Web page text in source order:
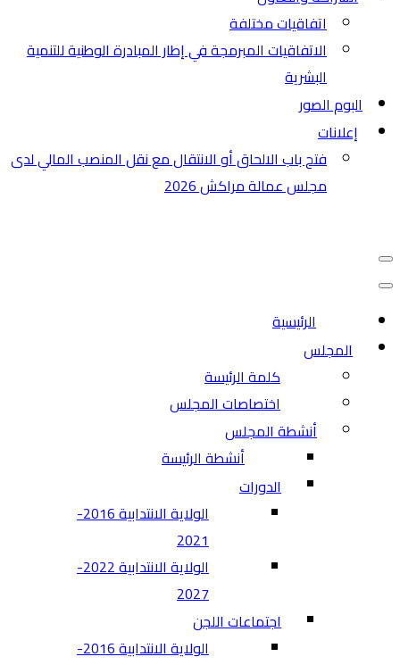
اتفاقيات مختلفة​
الاتفاقيات المبرمجة في إطار المبادرة الوطنية للتنمية
البشرية
البوم الصور
إعلانات
فتح باب الالحاق أو الانتقال مع نقل المنصب المالي لدى
مجلس عمالة مراكش 2026
قائمة
قائمة
الرئيسية
المجلس
كلمة الرئيسة
اختصاصات المجلس
أنشطة المجلس
أنشطة الرئيسة
الدورات
الولاية الانتدابية 2016-
2021
الولاية الانتدابية 2022-
2027
اجتماعات اللجن
الولاية الانتدابية 2016-